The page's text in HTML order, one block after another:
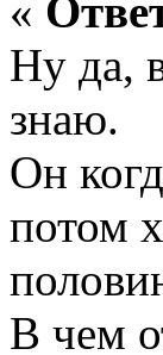
«
Ну да,
знаю.
Он
потом
В чем